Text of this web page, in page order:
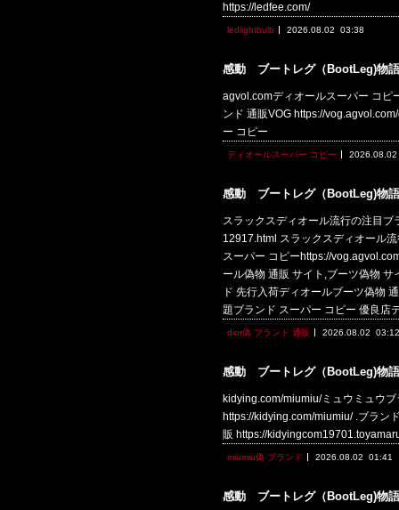
https://ledfee.com/
ledlightbulb 2026.08.02 03:38
感動 ブートレグ（BootLeg)物語
agvol.comディオールスーパー コピ
ンド 通販VOG https://
ー コピー
ディオールスーパー コピー 2026.08.02
感動 ブートレグ（BootLeg)物語
スラックスディオール流行の注目
12917.html スラックスディオール
スーパー コピーhttps://
ール偽物 通販 サイト,ブーツ偽物
ド 先行入荷ディオールブーツ偽物
題ブランド スーパー コピー 優良
dior偽 ブランド 通販 2026.08.02 03:12
感動 ブートレグ（BootLeg)物語
kidying.com/miumiu/ミュウミュウ
https://kidying.com/miumiu/ .ブラン
販 https://
miumiu偽 ブランド 2026.08.02 01:41
感動 ブートレグ（BootLeg)物語